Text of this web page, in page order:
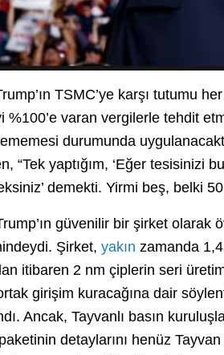
TSMC’ye karşı tutumu
%100’e varan vergilerle tehdit
durumunda
“Tek yaptığım, ‘Eğer tesisinizi
demekti. Yirmi beş, belki
güvenilir bir şirket olarak
Şirket, yakın zamanda
itibaren 2 nm çiplerin seri
girişim kuracağına dair
Ancak, Tayvanlı basın
detaylarını henüz